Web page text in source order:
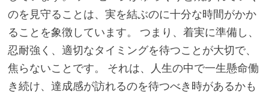
のを見守ることは、実を結ぶのに十分な時間がかか
ることを象徴しています。 つまり、着実に準備し、
忍耐強く、適切なタイミングを待つことが大切で、
焦らないことです。 それは、人生の中で一生懸命働
き続け、達成感が訪れるのを待つべき時があるかも